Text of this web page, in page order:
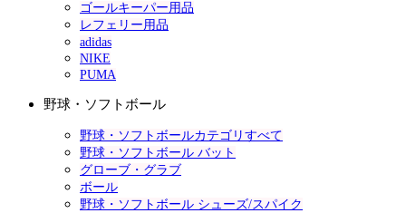
ゴールキーパー用品
レフェリー用品
adidas
NIKE
PUMA
野球・ソフトボール
野球・ソフトボールカテゴリすべて
野球・ソフトボール バット
グローブ・グラブ
ボール
野球・ソフトボール シューズ/スパイク